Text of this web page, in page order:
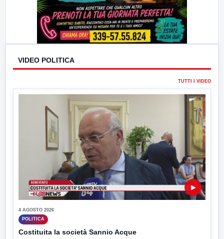
VIDEO POLITICA
TUTTI I VIDEO
▶
4 AGOSTO 2026
POLITICA
Costituita la società Sannio Acque